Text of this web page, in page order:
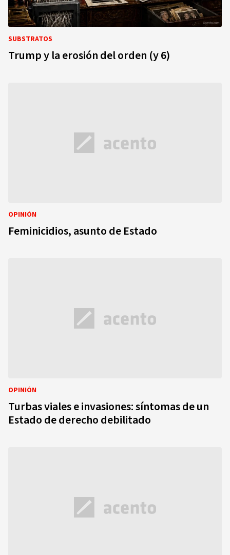
SUBSTRATOS
Trump y la erosión del orden (y 6)
OPINIÓN
Feminicidios, asunto de Estado
OPINIÓN
Turbas viales e invasiones: síntomas de un
Estado de derecho debilitado